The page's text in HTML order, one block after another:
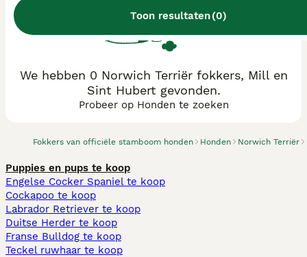
Toon resultaten(0)
Fokkers van officiële stamboom honden Honden Norwich Terriër
We hebben 0 Norwich Terriër fokkers, Mill en
Sint Hubert gevonden.
Probeer op Honden te zoeken
Puppies en pups te koop
Engelse Cocker Spaniel te koop
Cockapoo te koop
Labrador Retriever te koop
Duitse Herder te koop
Franse Bulldog te koop
Teckel ruwhaar te koop